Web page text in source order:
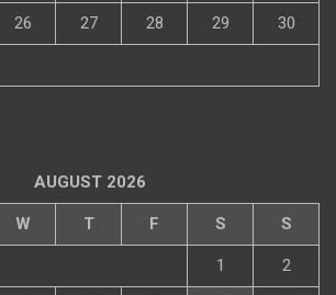
26 27 28 29 30
AUGUST 2026
W T F S S
1 2